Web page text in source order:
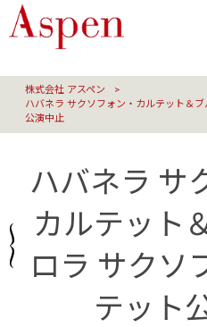
株式会社 アスペン
>
ハバネラ サクソフォン・カルテット＆
公演中止
ハバネラ サ
カルテット
ロラ サクソ
テット